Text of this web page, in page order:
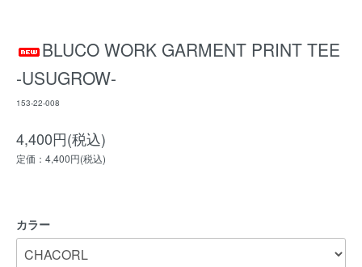
BLUCO WORK GARMENT PRINT TEE
-USUGROW-
153-22-008
4,400円(税込)
定価：4,400円(税込)
カラー